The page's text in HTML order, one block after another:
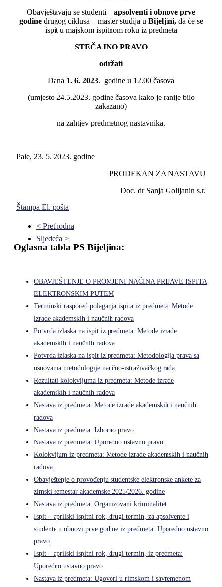
Obavještavaju se studenti – apsolventi i obnove prve
godinedrugog ciklusa – master studija u Bijeljini,da će se
ispit u majskom ispitnom roku iz predmeta
STEČAJNO PRAVO
održati
Dana 1. 6. 2023. godine u 12.00 časova
(umjesto 24.5.2023. godine časova kako je ranije bilo
zakazano)
na zahtjev predmetnog nastavnika.
Pale, 23. 5. 2023. godine
PRODEKAN ZA NASTAVU
Doc. dr Sanja Golijanin s.r.
Štampa El. pošta
< Prethodna
Sljedeća >
Oglasna tabla PS Bijeljina:
OBAVJEŠTENJE O PROMJENI NAČINA PRIJAVE ISPITA
ELEKTRONSKIM PUTEM
Terminski raspored polaganja ispita iz predmeta: Metode
izrade akademskih i naučnih radova
Potvrda izlaska na ispit iz predmeta: Metode izrade
akademskih i naučnih radova
Potvrda izlaska na ispit iz predmeta: Metodologija prava sa
osnovama metodologije naučno-istraživačkog rada
Rezultati kolokvijuma iz predmeta: Metode izrade
akademskih i naučnih radova
Nastava iz predmeta: Metode izrade akademskih i naučnih
radova
Nastava iz predmeta: Izborno pravo
Nastava iz predmeta: Uporedno ustavno pravo
Kolokvijum iz predmeta: Metode izrade akademskih i naučnih
radova
Obavještenje o provođenju studentske elektronske ankete za
zimski semestar akademske 2025/2026. godine
Nastava iz predmeta: Organizovani kriminalitet
Ispit – aprilski ispitni rok, drugi termin, za apsolvente i
studente u obnovi prve godine iz predmeta: Uporedno ustavno
pravo
Ispit – aprilski ispitni rok, drugi termin, iz predmeta:
Uporedno ustavno pravo
Nastava iz predmeta: Ugovori u rimskom i savremenom